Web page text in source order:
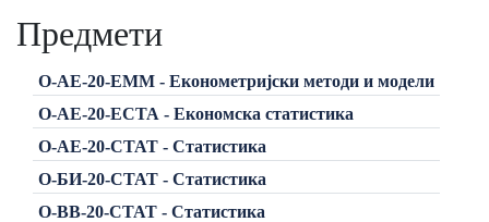
Предмети
О-АЕ-20-ЕММ - Економетријски методи и модели
О-АЕ-20-ЕСТА - Економска статистика
О-АЕ-20-СТАТ - Статистика
О-БИ-20-СТАТ - Статистика
О-ВВ-20-СТАТ - Статистика